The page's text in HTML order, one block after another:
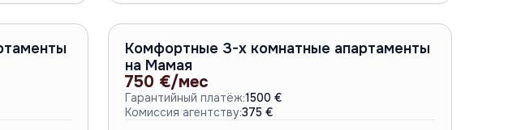
A-6632 A-6309
Комфортные 3-х комнатные апартаменты
на Мамая
750 €/мес
Гарантийный платёж:1500 €
Комиссия агентству:375 €